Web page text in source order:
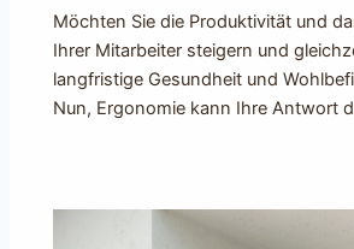
Möchten Sie die Produktivität und
Ihrer Mitarbeiter steigern und
langfristige Gesundheit und
Nun, Ergonomie kann Ihre Antwort